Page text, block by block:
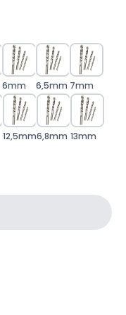
6mm 6,5mm 7mm
12,5mm6,8mm 13mm